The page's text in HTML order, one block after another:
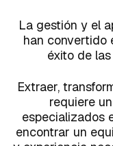
La gestión y el
han convertido
éxito de
Extraer,
requiere
especializados
encontrar un